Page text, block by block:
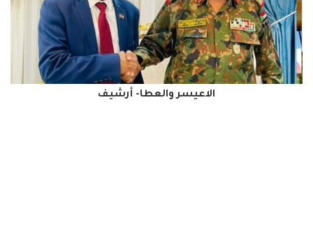
الاعيسر والعطا- أرشيف